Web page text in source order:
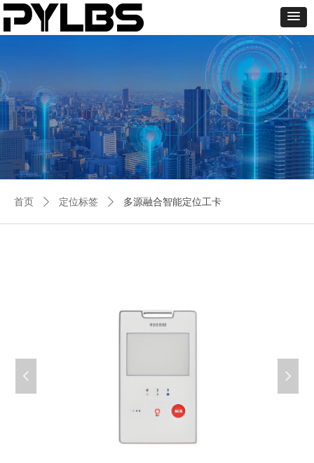
首页 ꄲ 定位标签 ꄲ 多源融合智能定位工卡
넳 넲